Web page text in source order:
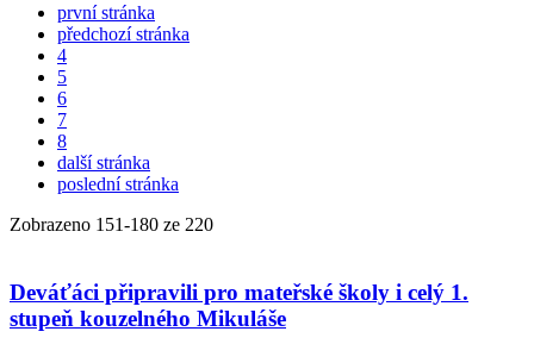
první stránka
předchozí stránka
4
5
6
7
8
další stránka
poslední stránka
Zobrazeno 151-180 ze 220
Deváťáci připravili pro mateřské školy i celý 1.
stupeň kouzelného Mikuláše